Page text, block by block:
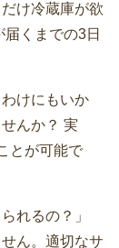
け冷蔵庫が欲
くまでの3日
けにもいか
んか？ 実
とが可能で
れるの？」
ん。適切なサ